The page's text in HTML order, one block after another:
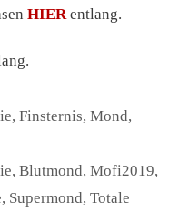
HIERentlang.
,Finsternis,Mond,
,Blutmond,Mofi2019,
, Supermond, Totale